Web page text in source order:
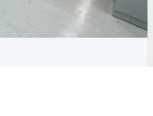
高溫爐
高壓滅菌
實驗室紫